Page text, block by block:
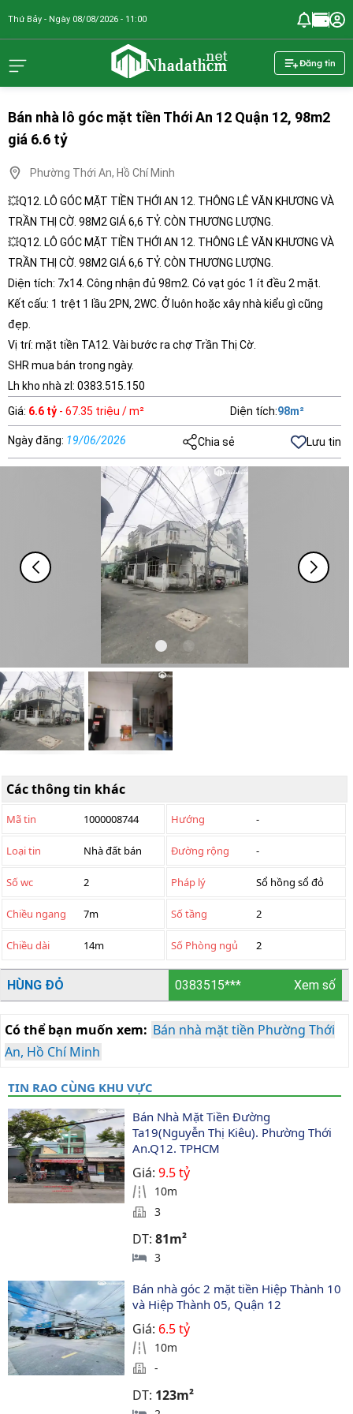
Thứ Bảy - Ngày 08/08/2026 - 11:00
Đăng tin
Bán nhà lô góc mặt tiền Thới An 12 Quận 12, 98m2
giá 6.6 tỷ
Phường Thới An, Hồ Chí Minh
💥Q12. LÔ GÓC MẶT TIỀN THỚI AN 12. THÔNG LÊ VĂN KHƯƠNG VÀ
TRẦN THỊ CỜ. 98M2 GIÁ 6,6 TỶ. CÒN THƯƠNG LƯỢNG.
💥Q12. LÔ GÓC MẶT TIỀN THỚI AN 12. THÔNG LÊ VĂN KHƯƠNG VÀ
TRẦN THỊ CỜ. 98M2 GIÁ 6,6 TỶ. CÒN THƯƠNG LƯỢNG.
Diện tích: 7x14. Công nhận đủ 98m2. Có vạt góc 1 ít đều 2 mặt.
Kết cấu: 1 trệt 1 lầu 2PN, 2WC. Ở luôn hoặc xây nhà kiểu gì cũng
đẹp.
Vị trí: mặt tiền TA12. Vài bước ra chợ Trần Thị Cờ.
SHR mua bán trong ngày.
Lh kho nhà zl: 0383.515.150
Giá: 6.6 tỷ - 67.35 triệu / m² Diện tích:98m²
Ngày đăng: 19/06/2026 Chia sẻ Lưu tin
Các thông tin khác
Mã tin 1000008744 Hướng -
Loại tin Nhà đất bán Đường rộng -
Số wc 2 Pháp lý Sổ hồng sổ đỏ
Chiều ngang 7m Số tầng 2
Chiều dài 14m Số Phòng ngủ 2
HÙNG ĐỎ 0383515*** Xem số
Có thể bạn muốn xem: Bán nhà mặt tiền Phường Thới
An, Hồ Chí Minh
TIN RAO CÙNG KHU VỰC
Bán Nhà Mặt Tiền Đường
Ta19(Nguyễn Thị Kiêu). Phường Thới
An.Q12. TPHCM
Giá:9.5 tỷ
10m
3
DT:81m²
3
Bán nhà góc 2 mặt tiền Hiệp Thành 10
và Hiệp Thành 05, Quận 12
Giá: 6.5 tỷ
10m
-
DT: 123m²